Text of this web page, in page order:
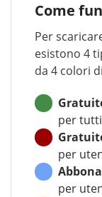
Come
Per
esistono 4
da 4 colori
per tutti
per
per